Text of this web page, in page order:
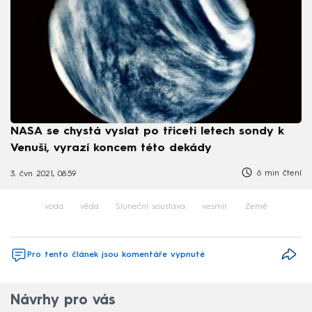
NASA se chystá vyslat po třiceti letech sondy k
Venuši, vyrazí koncem této dekády
3. čvn 2021, 08:59 6 min čtení
voda věda Sluneční soustava vesmír Země
Pro tento článek jsou komentáře vypnuté
Návrhy pro vás